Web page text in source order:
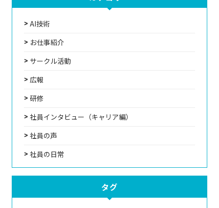
AI技術
お仕事紹介
サークル活動
広報
研修
社員インタビュー（キャリア編）
社員の声
社員の日常
タグ